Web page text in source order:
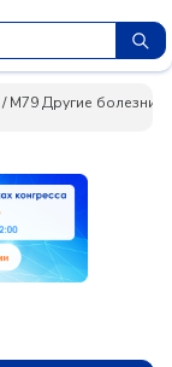
/M79 Другие болезни